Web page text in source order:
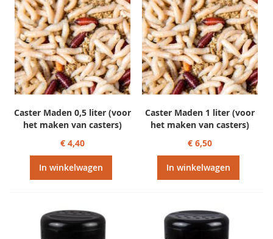
Caster Maden 0,5 liter (voor
het maken van casters)
€ 4,40
In winkelwagen
Caster Maden 1 liter (voor
het maken van casters)
€ 6,50
In winkelwagen